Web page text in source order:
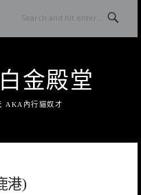
金殿堂
AKA內行貓奴才
港)